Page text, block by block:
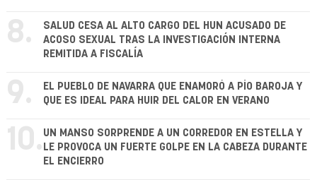
8.
SALUD CESA AL ALTO CARGO DEL HUN ACUSADO DE
ACOSO SEXUAL TRAS LA INVESTIGACIÓN INTERNA
REMITIDA A FISCALÍA
9.
EL PUEBLO DE NAVARRA QUE ENAMORÓ A PÍO BAROJA Y
QUE ES IDEAL PARA HUIR DEL CALOR EN VERANO
10. UN MANSO SORPRENDE A UN CORREDOR EN ESTELLA Y
LE PROVOCA UN FUERTE GOLPE EN LA CABEZA DURANTE
EL ENCIERRO